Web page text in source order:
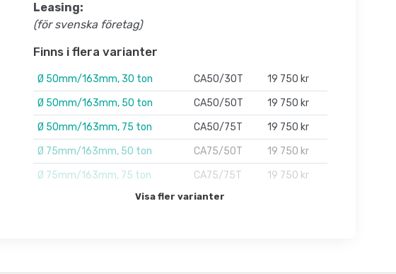
Leasing:
(för svenska företag)
Finns i flera varianter
Ø 50mm/163mm, 30 ton CA50/30T
19 750 kr
Ø 50mm/163mm, 50 ton
CA50/50T
19 750 kr
Ø 50mm/163mm, 75 ton
CA50/75T
19 750 kr
Ø 75mm/163mm, 50 ton
CA75/50T
19 750 kr
Ø 75mm/163mm, 75 ton
CA75/75T 19 750 kr
Visa fler varianter